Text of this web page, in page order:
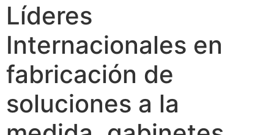
Líderes
Internacionales en
fabricación de
soluciones a la